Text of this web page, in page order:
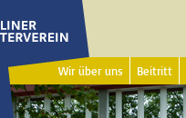
Wir über uns Beitritt